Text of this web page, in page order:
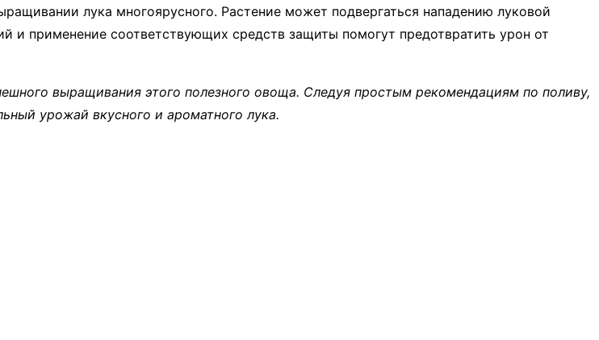
лука многоярусного. Растение может подвергаться нападению луковой
и применение соответствующих средств защиты помогут предотвратить урон от
выращивания этого полезного овоща. Следуя простым рекомендациям по поливу,
урожай вкусного и ароматного лука.